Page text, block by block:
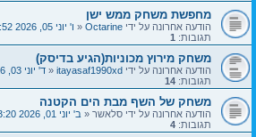
מחפשת משחק ממש ישן
הודעה אחרונה על ידי Octarine
«ו' יוני 05, 2026 5:52 pm
תגובות: 1
משחק מירוץ מכוניות(הגיע בדיסק)
הודעה אחרונה על ידי itayasaf1990xd
«ד' יוני 03, 2026 12:37 am
תגובות: 14
משחק של השף מבת הים הקטנה
הודעה אחרונה על ידי סלאשר«ב' יוני 01, 2026 3:20 pm
תגובות: 4